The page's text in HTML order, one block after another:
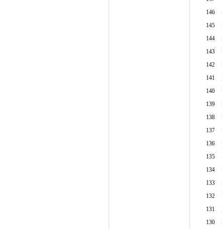
146
145
144
143
142
141
140
139
138
137
136
135
134
133
132
131
130